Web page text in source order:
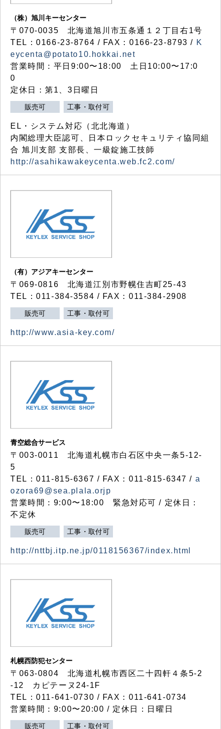
（株）旭川キーセンター
〒070-0035 北海道旭川市五条通１２丁目右1号
TEL：0166-23-8764 / FAX：0166-23-8793 / K
eycenta@potato10.hokkai.net
営業時間：平日9:00〜18:00 土日10:00〜17:0
0
定休日：第1、3日曜日
販売可 工事・取付可
EL・システム対応（北北海道）
内閣総理大臣認可、日本ロックセキュリティ協同組
合 旭川支部 支部長、一級錠施工技師
http://asahikawakeycenta.web.fc2.com/
（有）アジアキーセンター
〒069-0816 北海道江別市野幌住吉町25-43
TEL：011-384-3584 / FAX：011-384-2908
販売可 工事・取付可
http://www.asia-key.com/
青空総合サービス
〒003-0011 北海道札幌市白石区中央一条5-12-
5
TEL：011-815-6367 / FAX：011-815-6347 / a
ozora69@sea.plala.orjp
営業時間：9:00〜18:00 緊急対応可 / 定休日：
不定休
販売可 工事・取付可
http://nttbj.itp.ne.jp/0118156367/index.html
札幌西防犯センター
〒063-0804 北海道札幌市西区二十四軒４条5-2
-12 カピテーヌ24-1F
TEL：011-641-0730 / FAX：011-641-0734
営業時間：9:00〜20:00 / 定休日：日曜日
販売可 工事・取付可